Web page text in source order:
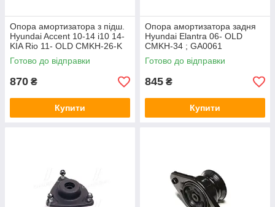
Опора амортизатора з підш.
Hyundai Accent 10-14 i10 14-
KIA Rio 11- OLD CMKH-26-K
(пр./CTR) GA0042
Готово до відправки
870 ₴
Купити
Опора амортизатора задня
Hyundai Elantra 06- OLD
CMKH-34 ; GA0061
Готово до відправки
845 ₴
Купити